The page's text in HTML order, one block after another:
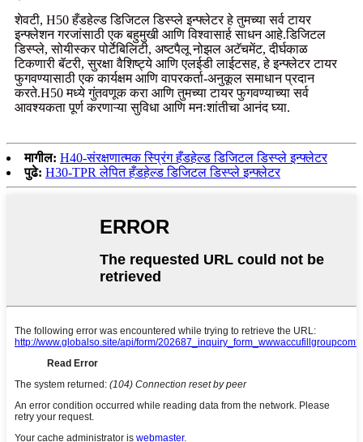
शेवटी, H50 हँडहेल्ड डिजिटल डिस्प्ले इन्फ्लेटर हे तुमच्या सर्व टायर
इन्फ्लेशन गरजांसाठी एक बहुमुखी आणि विश्वासार्ह साधन आहे.डिजिटल
डिस्प्ले, सोयीस्कर पोर्टेबिलिटी, अष्टपैलू नोझल अटॅचमेंट, दीर्घकाळ
टिकणारी बॅटरी, सुरक्षा वैशिष्ट्ये आणि एलईडी लाईटसह, हे इन्फ्लेटर टायर
फुगवण्यासाठी एक कार्यक्षम आणि वापरकर्ता-अनुकूल समाधान प्रदान
करते.H50 मध्ये गुंतवणूक करा आणि तुमच्या टायर फुगवण्याच्या सर्व
आवश्यकता पूर्ण करणाऱ्या सुविधा आणि मनःशांतीचा आनंद घ्या.
मागील: H40-संरक्षणात्मक स्प्रिंग हँडहेल्ड डिजिटल डिस्प्ले इन्फ्लेटर
पुढे: H30-TPR लेपित हँडहेल्ड डिजिटल डिस्प्ले इन्फ्लेटर